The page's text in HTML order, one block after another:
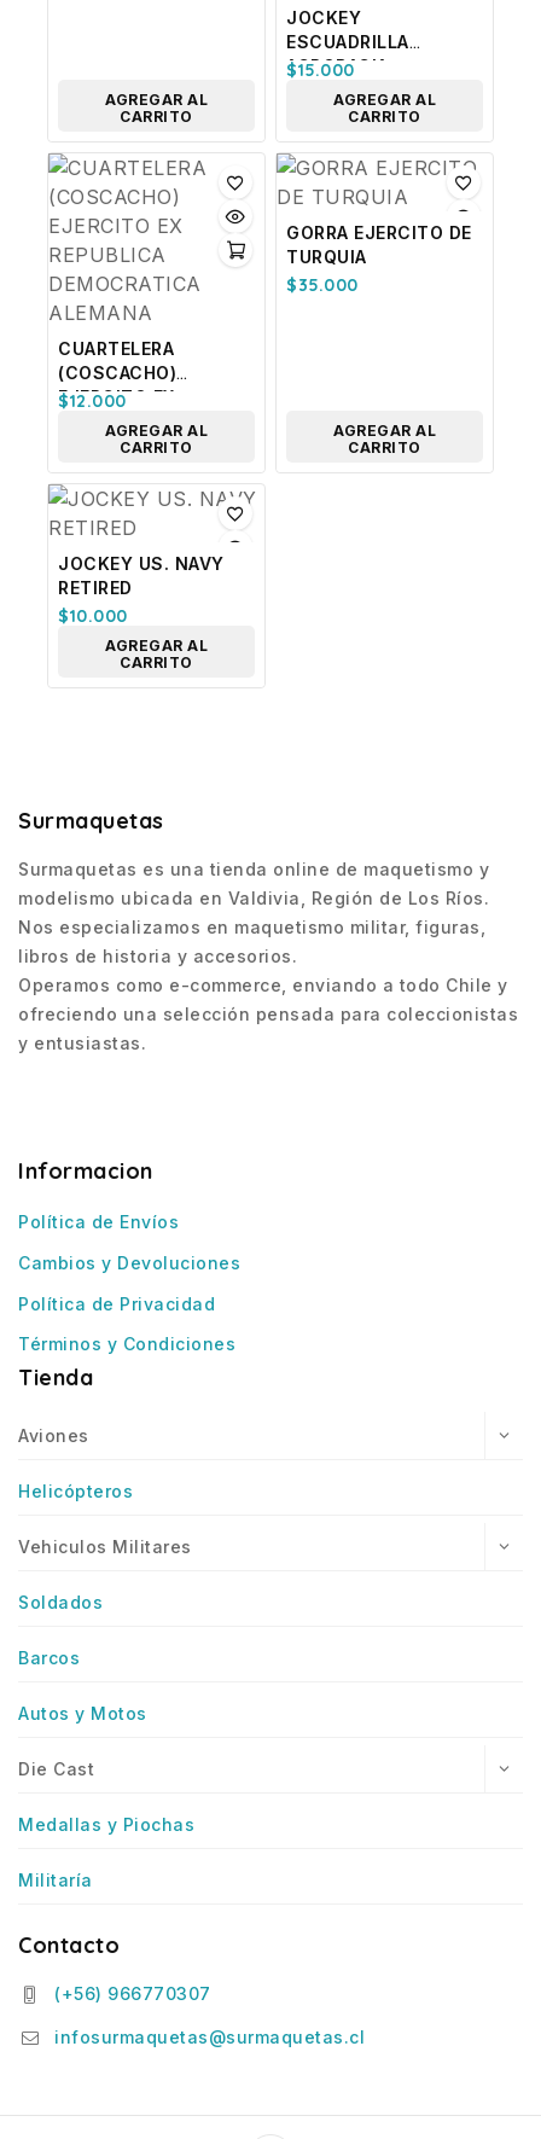
AGREGAR AL
CARRITO
JOCKEY
ESCUADRILLA
ACROBACIA
THUNDERBIRD,
FUERZA AEREA
ESTADOS UNIDOD
$15.000
AGREGAR AL
CARRITO
CUARTELERA
(COSCACHO)
EJERCITO EX
REPUBLICA
DEMOCRATICA
ALEMANA
$12.000
AGREGAR AL
CARRITO
GORRA EJERCITO DE
TURQUIA
$35.000
AGREGAR AL
CARRITO
JOCKEY US. NAVY
RETIRED
$10.000
AGREGAR AL
CARRITO
Surmaquetas
Surmaquetas es una tienda online de maquetismo y
modelismo ubicada en Valdivia, Región de Los Ríos.
Nos especializamos en maquetismo militar, figuras,
libros de historia y accesorios.
Operamos como e-commerce, enviando a todo Chile y
ofreciendo una selección pensada para coleccionistas
y entusiastas.
Informacion
Política de Envíos
Cambios y Devoluciones
Política de Privacidad
Términos y Condiciones
Tienda
Aviones
Helicópteros
Vehiculos Militares
Soldados
Barcos
Autos y Motos
Die Cast
Medallas y Piochas
Militaría
Contacto
(+56) 966770307
infosurmaquetas@surmaquetas.cl